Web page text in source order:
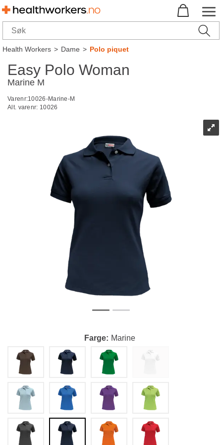
Health Workers>Dame>Polo piquet
Easy Polo Woman
Marine M
Varenr:10026-Marine-M
Alt. varenr: 10026
Farge Marine